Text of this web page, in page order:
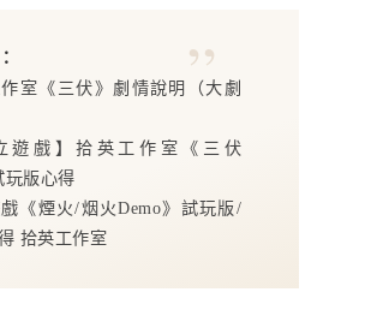
室《三伏》劇情說明（大劇
遊戲】拾英工作室《三伏
玩版心得
《煙火/烟火Demo》試玩版/
拾英工作室